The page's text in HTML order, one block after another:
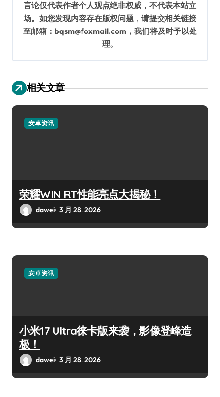
言论仅代表作者个人观点绝非权威，不代表本站立
场。如您发现内容存在版权问题，请提交相关链接
至邮箱：bqsm@foxmail.com，我们将及时予以处
理。
相关文章
安卓资讯
荣耀WIN RT性能亮点大揭秘！
dawei 3 月 28, 2026
安卓资讯
小米17 Ultra徕卡版来袭，影像登峰造
极！
dawei 3 月 28, 2026